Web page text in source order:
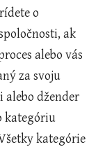
o
ak
alebo vás
za svoju
džender
kategóriu
kategórie